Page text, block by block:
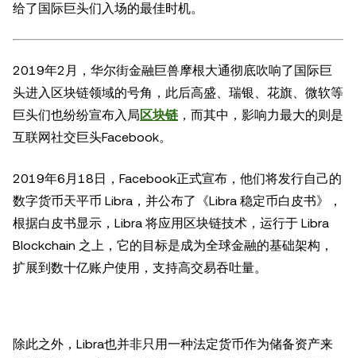
给了国际巨头们入场的最佳时机。
2019年2月，华尔街金融巨兽摩根大通彻底吹响了国际巨
头进入区块链领域的号角，此后高盛、瑞银、花旗、微软等
巨头们也纷纷宣布入局区块链 ，而其中，影响力最大的则是
互联网社交巨头Facebook。
2019年6月18日，Facebook正式宣布，他们将发行自己的
数字货币天平币 Libra，并公布了《Libra 稳定币白皮书》，
根据白皮书显示，Libra 将应用区块链技术，运行于 Libra
Blockchain 之上，它的目标是成为全球金融的基础架构，
扩展到数十亿账户使用，支持高交易吞吐量。
除此之外，Libra也并非只用一种法定货币作为储备资产来